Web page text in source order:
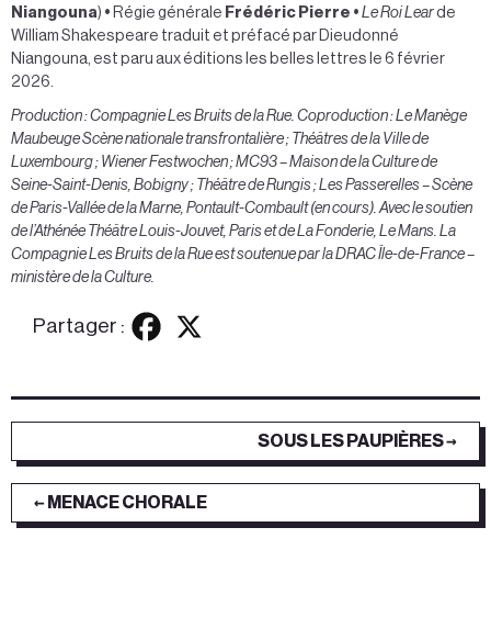
Niangouna) • Régie générale Frédéric Pierre • Le Roi Lear de
William Shakespeare traduit et préfacé par Dieudonné
Niangouna, est paru aux éditions les belles lettres le 6 février
2026.
Production : Compagnie Les Bruits de la Rue. Coproduction : Le Manège
Maubeuge Scène nationale transfrontalière ; Théâtres de la Ville de
Luxembourg ; Wiener Festwochen ; MC93 – Maison de la Culture de
Seine-Saint-Denis, Bobigny ; Théâtre de Rungis ; Les Passerelles – Scène
de Paris-Vallée de la Marne, Pontault-Combault (en cours). Avec le soutien
de l’Athénée Théâtre Louis-Jouvet, Paris et de La Fonderie, Le Mans. La
Compagnie Les Bruits de la Rue est soutenue par la DRAC Île-de-France –
ministère de la Culture.
Partager :
← MENACE CHORALE
SOUS LES PAUPIÈRES →